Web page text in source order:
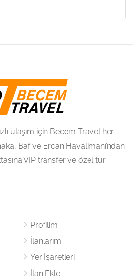
ulaşım için Becem Travel her
Baf ve Ercan Havalimanı’ndan
VIP transfer ve özel tur
Profilim
İlanlarım
Yer İşaretleri
İlan Ekle